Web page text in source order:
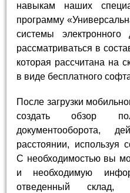
навыкам наших
программу
системы электронного
рассматриваться в
которая рассчитана на
в виде бесплатного
После загрузки
создать обзор
документооборота,
расстоянии, используя
С необходимостью вы
и необходимую
отведенный